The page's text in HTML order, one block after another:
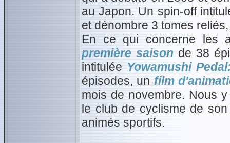
au Japon. Un spin-off
et dénombre 3 tomes
En ce qui concerne les
première saison de 38
intitulée Yowamushi
épisodes, un film
mois de novembre. Nous
le club de cyclisme de
animés sportifs.